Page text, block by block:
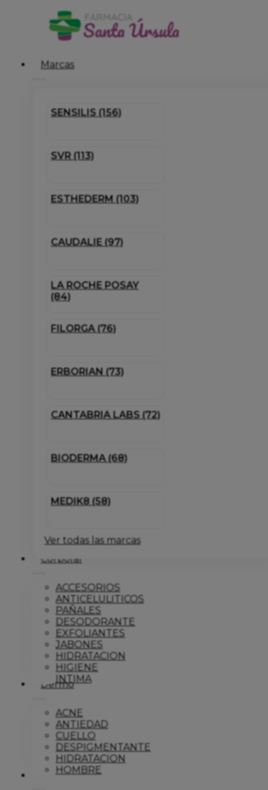
Marcas
SENSILIS (156)
SVR (113)
ESTHEDERM (103)
CAUDALIE (97)
LA ROCHE POSAY
(84)
FILORGA (76)
ERBORIAN (73)
CANTABRIA LABS (72)
BIODERMA (68)
MEDIK8 (58)
Ver todas las marcas
Corporal
ACCESORIOS
ANTICELULITICOS
PAÑALES
DESODORANTE
EXFOLIANTES
JABONES
HIDRATACION
HIGIENE
INTIMA
Dermo
ACNE
ANTIEDAD
CUELLO
DESPIGMENTANTE
HIDRATACION
HOMBRE
Solar